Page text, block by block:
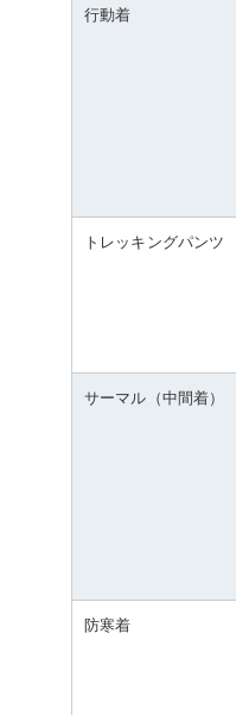
行動着
トレッキングパンツ
サーマル（中間着）
防寒着